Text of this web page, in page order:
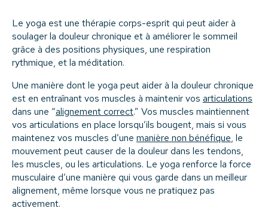
Le yoga est une thérapie corps-esprit qui peut aider à
soulager la douleur chronique et à améliorer le sommeil
grâce à des positions physiques, une respiration
rythmique, et la méditation.
Une manière dont le yoga peut aider à la douleur chronique
est en entraînant vos muscles à maintenir vos articulations
dans une “alignement correct.” Vos muscles maintiennent
vos articulations en place lorsqu’ils bougent, mais si vous
maintenez vos muscles d’une manière non bénéfique, le
mouvement peut causer de la douleur dans les tendons,
les muscles, ou les articulations. Le yoga renforce la force
musculaire d’une manière qui vous garde dans un meilleur
alignement, même lorsque vous ne pratiquez pas
activement.